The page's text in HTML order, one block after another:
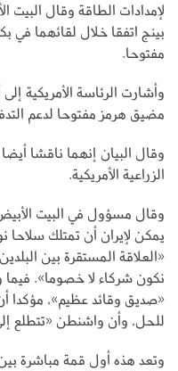
لإمدادات الطاقة وقال
بينج اتفقا خلال لقائهما
مفتوحا.
وأشارت الرئاسة الأمريكية
مضيق هرمز مفتوحا لدعم
وقال البيان إنهما ناقشا
الزراعية الأمريكية.
وقال مسؤول في البيت الأبيض
يمكن لإيران أن تمتلك سلاحا
«العلاقة المستقرة بين
نكون شركاء لا خصوما».
«صديق وقائد عظيم»، مؤكدا
للحل، وأن واشنطن «تتطلع
وتعد هذه أول قمة مباشرة